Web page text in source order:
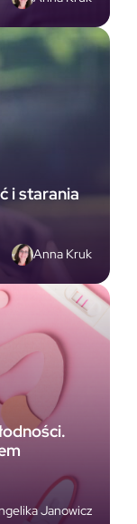
i starania
Anna Kruk
Janowicz